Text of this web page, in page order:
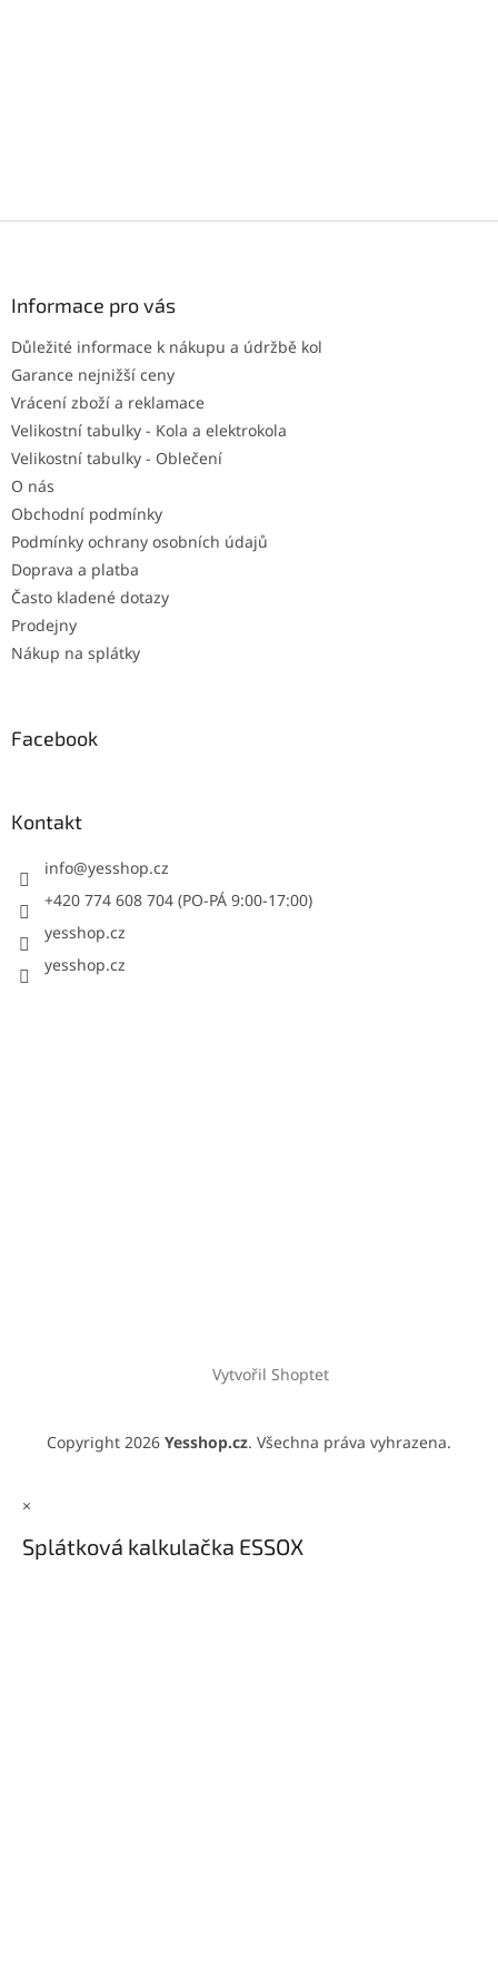
Informace pro vás
Důležité informace k nákupu a údržbě kol
Garance nejnižší ceny
Vrácení zboží a reklamace
Velikostní tabulky - Kola a elektrokola
Velikostní tabulky - Oblečení
O nás
Obchodní podmínky
Podmínky ochrany osobních údajů
Doprava a platba
Často kladené dotazy
Prodejny
Nákup na splátky
Facebook
Kontakt
info@yesshop.cz
+420 774 608 704 (PO-PÁ 9:00-17:00)
yesshop.cz
yesshop.cz
Vytvořil Shoptet
Copyright 2026 Yesshop.cz. Všechna práva vyhrazena.
×
Splátková kalkulačka ESSOX